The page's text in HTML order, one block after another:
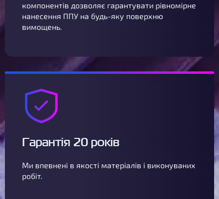
компонентів дозволяє гарантувати рівномірне
нанесення ППУ на будь-яку поверхню
вимощень.
Гарантія 20 років
Ми впевнені в якості матеріалів і виконуваних
робіт.